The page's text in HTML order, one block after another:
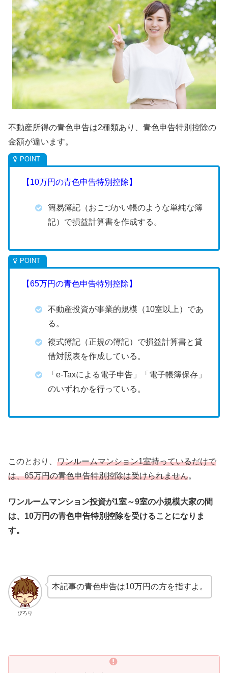
不動産所得の青色申告は2種類あり、青色申告特別控除の
金額が違います。
【10万円の青色申告特別控除】
簡易簿記（おこづかい帳のような単純な簿
記）で損益計算書を作成する。
【65万円の青色申告特別控除】
不動産投資が事業的規模（10室以上）であ
る。
複式簿記（正規の簿記）で損益計算書と貸
借対照表を作成している。
「e-Taxによる電子申告」「電子帳簿保存」
のいずれかを行っている。
このとおり、 ワンルームマンション1室持っているだけで
は、65万円の青色申告特別控除は受けられません。
ワンルームマンション投資が1室～9室の小規模大家の間
は、10万円の青色申告特別控除を受けることになりま
す。
ぴろり
本記事の青色申告は10万円の方を指すよ。